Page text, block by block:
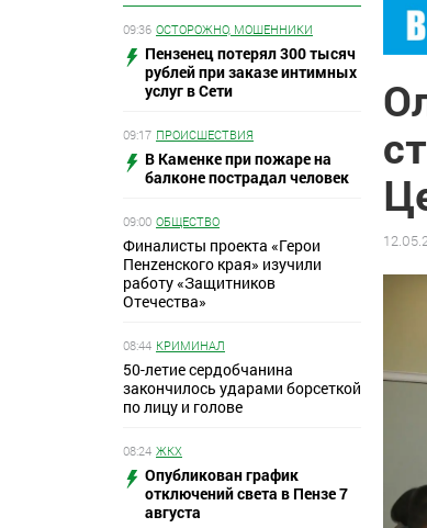
09:36 ОСТОРОЖНО, МОШЕННИКИ
Пензенец потерял 300 тысяч
рублей при заказе интимных
услуг в Сети
09:17 ПРОИСШЕСТВИЯ
В Каменке при пожаре на
балконе пострадал человек
09:00 ОБЩЕСТВО
Финалисты проекта «Герои
Пенzенского края» изучили
работу «Защитников
Отечества»
08:44 КРИМИНАЛ
50-летие сердобчанина
закончилось ударами борсеткой
по лицу и голове
08:24 ЖКХ
Опубликован график
отключений света в Пензе 7
августа